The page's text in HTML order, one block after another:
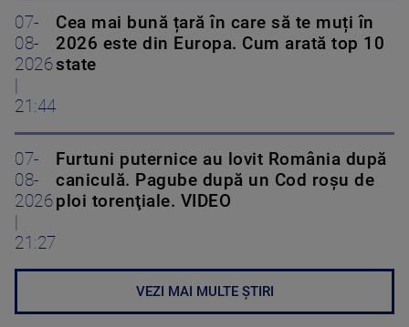
07-
08-
2026
21:44
Cea mai bună țară în care să te muți în
2026 este din Europa. Cum arată top 10
state
07-
08-
2026
21:27
Furtuni puternice au lovit România după
caniculă. Pagube după un Cod roşu de
ploi torenţiale. VIDEO
VEZI MAI MULTE ȘTIRI